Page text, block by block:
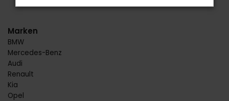
Marken
BMW
Mercedes-Benz
Audi
Renault
Kia
Opel